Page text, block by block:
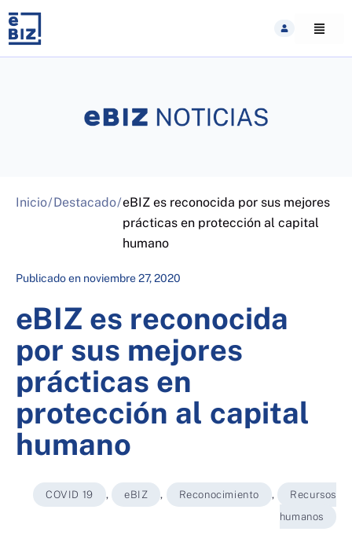
content
Inicio/Destacado/eBIZ es reconocida por sus mejores
prácticas en protección al capital
humano
Publicado en noviembre 27, 2020
eBIZ es reconocida
por sus mejores
prácticas en
protección al capital
humano
COVID 19 , eBIZ , Reconocimiento ,
Recursos
humanos